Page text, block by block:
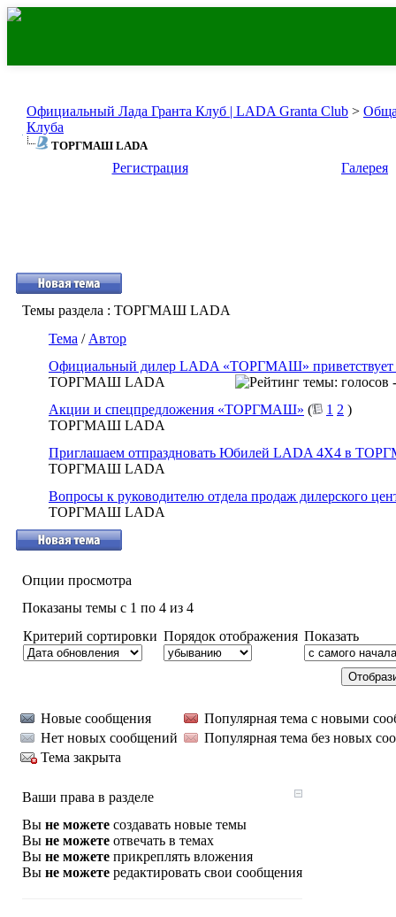
Официальный Лада Гранта Клуб | LADA Granta Club >
Клуба
ТОРГМАШ LADA
Регистрация Галерея
Темы раздела : ТОРГМАШ LADA
Тема / Автор
Официальный дилер LADA «ТОРГМАШ» приветствует
ТОРГМАШ LADA
Акции и спецпредложения «ТОРГМАШ» ( 1 2 )
ТОРГМАШ LADA
Приглашаем отпраздновать Юбилей LADA 4X4 в
ТОРГМАШ LADA
Вопросы к руководителю отдела продаж дилерского
ТОРГМАШ LADA
Опции просмотра
Показаны темы с 1 по 4 из 4
Критерий сортировки Порядок отображения Показать
Новые сообщения
Популярная тема с новыми
Нет новых сообщений
Популярная тема без новых
Тема закрыта
Ваши права в разделе
Вы не можете создавать новые темы
Вы не можете отвечать в темах
Вы не можете прикреплять вложения
Вы не можете редактировать свои сообщения